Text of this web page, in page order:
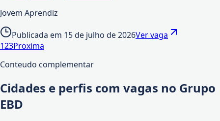
Jovem Aprendiz
Publicada em 15 de julho de 2026Ver vaga
123Proxima
Conteudo complementar
Cidades e perfis com vagas no Grupo
EBD